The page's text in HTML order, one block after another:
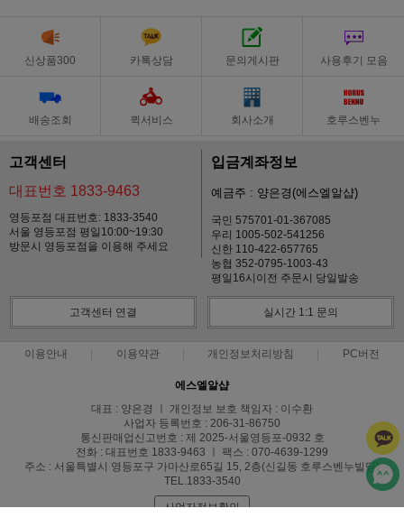
신상품300 카톡상담 문의게시판 사용후기 모음
배송조회 퀵서비스 회사소개 호루스벤누
고객센터
대표번호 1833-9463
영등포점 대표번호: 1833-3540
서울 영등포점 평일10:00~19:30
방문시 영등포점을 이용해 주세요
입금계좌정보
예금주 : 양은경(에스엘알샵)
국민 575701-01-367085
우리 1005-502-541256
신한 110-422-657765
농협 352-0795-1003-43
평일16시이전 주문시 당일발송
고객센터 연결 실시간 1:1 문의
이용안내 이용약관 개인정보처리방침 PC버전
에스엘알샵
대표 : 양은경 ㅣ 개인정보 보호 책임자 : 이수환
사업자 등록번호 : 206-31-86750
통신판매업신고번호 : 제 2025-서울영등포-0932 호
전화 : 대표번호 1833-9463 ㅣ 팩스 : 070-4639-1299
주소 : 서울특별시 영등포구 가마산로65길 15, 2층(신길동 호루스벤누빌딩)
TEL.1833-3540
사업자정보확인